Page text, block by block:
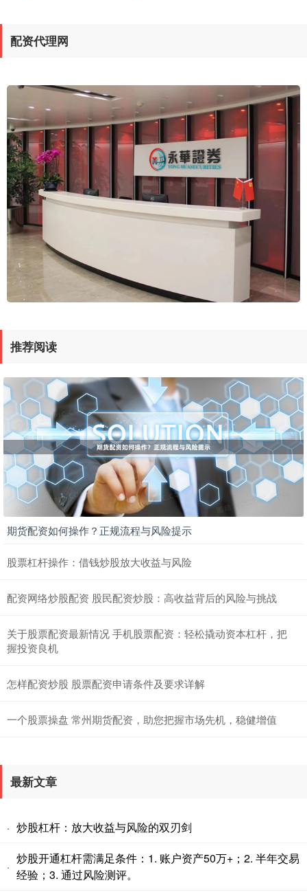
配资代理网
推荐阅读
期货配资如何操作？正规流程与风险提示
股票杠杆操作：借钱炒股放大收益与风险
配资网络炒股配资 股民配资炒股：高收益背后的风险与挑战
关于股票配资最新情况 手机股票配资：轻松撬动资本杠杆，把
握投资良机
怎样配资炒股 股票配资申请条件及要求详解
一个股票操盘 常州期货配资，助您把握市场先机，稳健增值
最新文章
· 炒股杠杆：放大收益与风险的双刃剑
·
炒股开通杠杆需满足条件：1. 账户资产50万+；2. 半年交易
经验；3. 通过风险测评。